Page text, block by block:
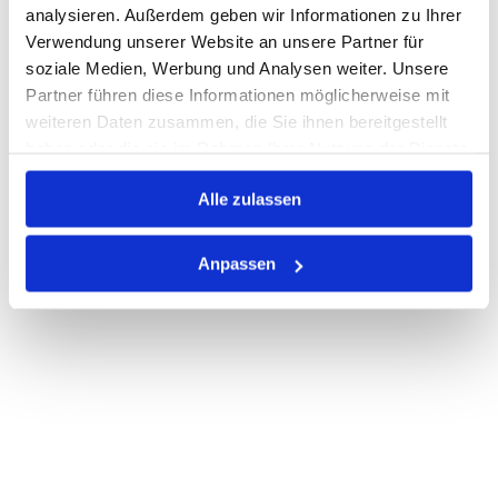
analysieren. Außerdem geben wir Informationen zu Ihrer
Verwendung unserer Website an unsere Partner für
soziale Medien, Werbung und Analysen weiter. Unsere
Partner führen diese Informationen möglicherweise mit
weiteren Daten zusammen, die Sie ihnen bereitgestellt
gesammelt haben.
Alle zulassen
Anpassen
PRODUKTBESCHREIBUNG
ALLE SPEZIFIKATIONEN